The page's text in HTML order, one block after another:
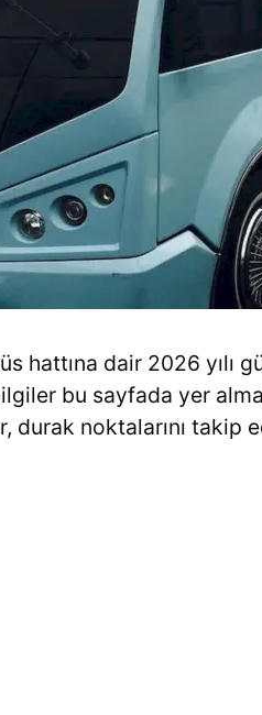
hattına dair 2026 yılı
bu sayfada yer
durak noktalarını takip